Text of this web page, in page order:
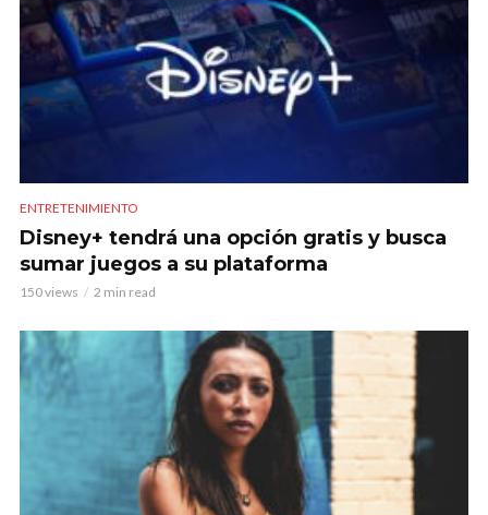
ENTRETENIMIENTO
Disney+ tendrá una opción gratis y busca
sumar juegos a su plataforma
150 views 2 min read